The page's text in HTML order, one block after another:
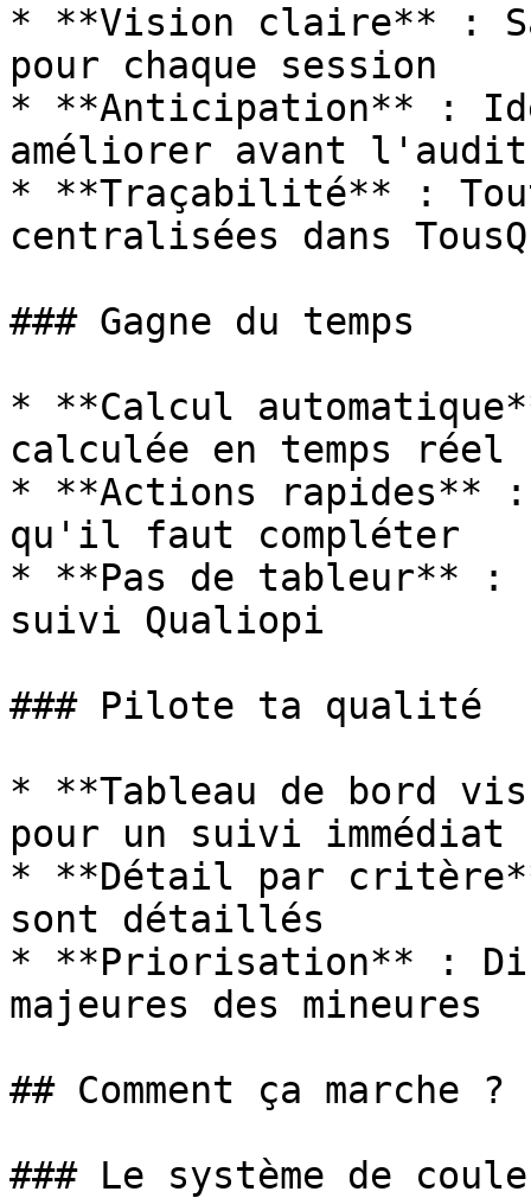
* **Vision claire** :
pour chaque session
* **Anticipation** :
améliorer avant l'audit
* **Traçabilité** :
centralisées dans
### Gagne du temps
* **Calcul
calculée en temps réel
* **Actions rapides**
qu'il faut compléter
* **Pas de tableur**
suivi Qualiopi
### Pilote ta qualité
* **Tableau de bord
pour un suivi immédiat
* **Détail par
sont détaillés
* **Priorisation** :
majeures des mineures
## Comment ça marche ?
### Le système de